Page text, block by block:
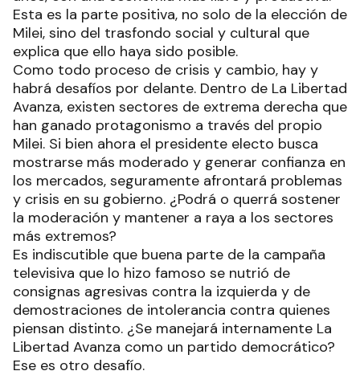
Esta es la parte positiva, no solo de la elección de
Milei, sino del trasfondo social y cultural que
explica que ello haya sido posible.
Como todo proceso de crisis y cambio, hay y
habrá desafíos por delante. Dentro de La Libertad
Avanza, existen sectores de extrema derecha que
han ganado protagonismo a través del propio
Milei. Si bien ahora el presidente electo busca
mostrarse más moderado y generar confianza en
los mercados, seguramente afrontará problemas
y crisis en su gobierno. ¿Podrá o querrá sostener
la moderación y mantener a raya a los sectores
más extremos?
Es indiscutible que buena parte de la campaña
televisiva que lo hizo famoso se nutrió de
consignas agresivas contra la izquierda y de
demostraciones de intolerancia contra quienes
piensan distinto. ¿Se manejará internamente La
Libertad Avanza como un partido democrático?
Ese es otro desafío.